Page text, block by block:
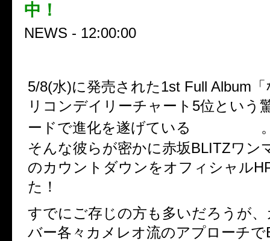
中！
NEWS - 12:00:00
5/8(水)に発売された1st Full Album
リコンデイリーチャート5位という
ードで進化を遂げている
そんな彼らが密かに赤坂BLITZワン
のカウントダウンをオフィシャル
た！
すでにご存じの方も多いだろうが
バー各々カメレオ流のアプローチで